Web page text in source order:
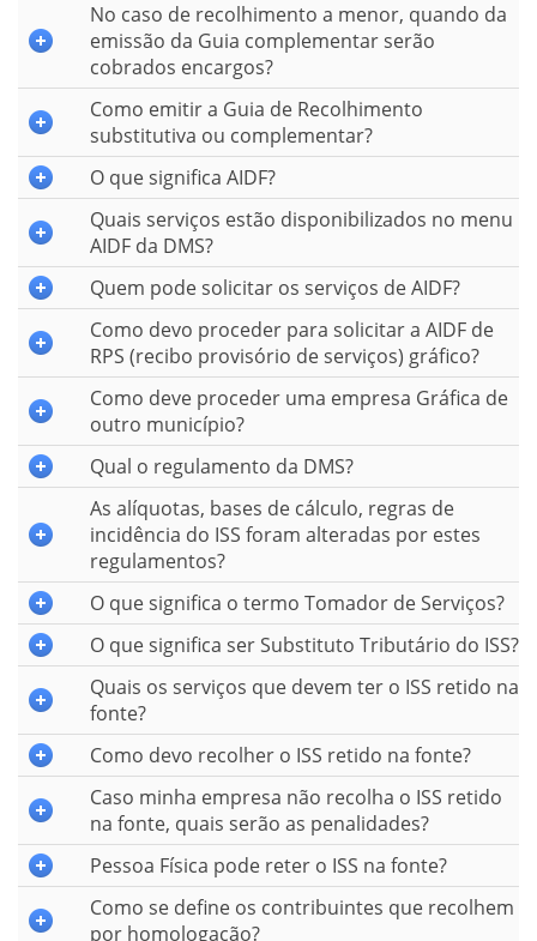
No caso de recolhimento a menor, quando da
emissão da Guia complementar serão
cobrados encargos?
Como emitir a Guia de Recolhimento
substitutiva ou complementar?
O que significa AIDF?
Quais serviços estão disponibilizados no menu
AIDF da DMS?
Quem pode solicitar os serviços de AIDF?
Como devo proceder para solicitar a AIDF de
RPS (recibo provisório de serviços) gráfico?
Como deve proceder uma empresa Gráfica de
outro município?
Qual o regulamento da DMS?
As alíquotas, bases de cálculo, regras de
incidência do ISS foram alteradas por estes
regulamentos?
O que significa o termo Tomador de Serviços?
O que significa ser Substituto Tributário do ISS?
Quais os serviços que devem ter o ISS retido na
fonte?
Como devo recolher o ISS retido na fonte?
Caso minha empresa não recolha o ISS retido
na fonte, quais serão as penalidades?
Pessoa Física pode reter o ISS na fonte?
Como se define os contribuintes que recolhem
por homologação?